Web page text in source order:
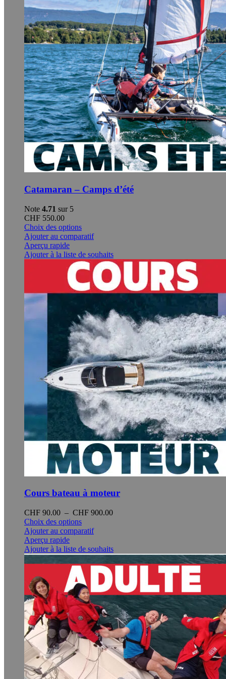
choisies
sur
la
page
du
produit
Catamaran – Camps d’été
Note 4.71 sur 5
CHF 550.00
Choix des optionsCe
produit
plusieurs
variations.
Les
options
peuvent
choisies
sur
la
page
du
produit
Ajouter au comparatif
Aperçu rapide
Ajouter à la liste de souhaits
Cours bateau à moteur
CHF 90.00 – CHF 900.00Plage
à
CHF 900.00
Choix des optionsCe
produit
plusieurs
variations.
Les
options
peuvent
être
choisies
sur
la
page
du
produit
Ajouter au comparatif
Aperçu rapide
Ajouter à la liste de souhaits